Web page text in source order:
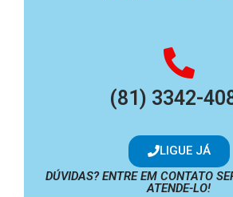
(81) 3342-
LIGUE JÁ
DÚVIDAS? ENTRE EM CONTATO
ATENDE-LO!